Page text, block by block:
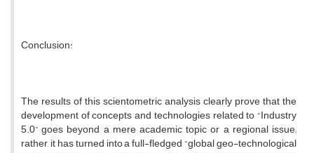
Conclusion:
The results of this scientometric analysis clearly prove that the
development of concepts and technologies related to “Industry
5.0” goes beyond a mere academic topic or a regional issue;
rather, it has turned into a full-fledged “global geo-technological